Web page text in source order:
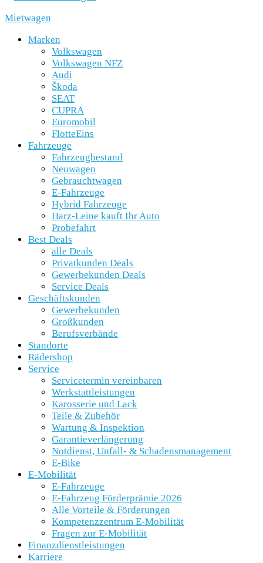
Mietwagen
Marken
Volkswagen
Volkswagen NFZ
Audi
Škoda
SEAT
CUPRA
Euromobil
FlotteEins
Fahrzeuge
Fahrzeugbestand
Neuwagen
Gebrauchtwagen
E-Fahrzeuge
Hybrid Fahrzeuge
Harz-Leine kauft Ihr Auto
Probefahrt
Best Deals
alle Deals
Privatkunden Deals
Gewerbekunden Deals
Service Deals
Geschäftskunden
Gewerbekunden
Großkunden
Berufsverbände
Standorte
Rädershop
Service
Servicetermin vereinbaren
Werkstattleistungen
Karosserie und Lack
Teile & Zubehör
Wartung & Inspektion
Garantieverlängerung
Notdienst, Unfall- & Schadensmanagement
E-Bike
E-Mobilität
E-Fahrzeuge
E-Fahrzeug Förderprämie 2026
Alle Vorteile & Förderungen
Kompetenzzentrum E-Mobilität
Fragen zur E-Mobilität
Finanzdienstleistungen
Karriere